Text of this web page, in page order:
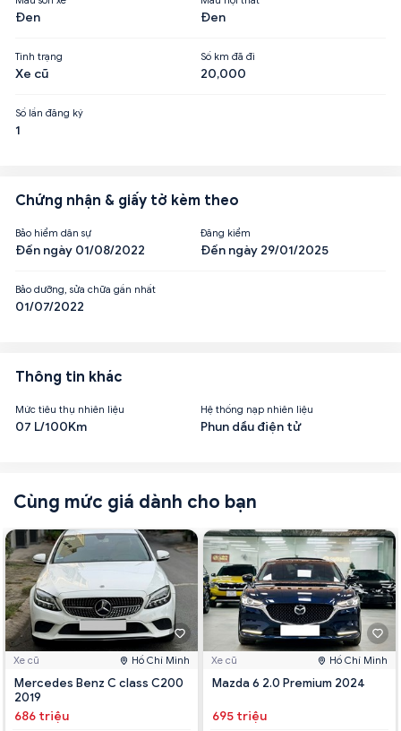
Đen Đen
Tình trạng
Xe cũ
Số km đã đi
20,000
Số lần đăng ký
1
Chứng nhận & giấy tờ kèm theo
Bảo hiểm dân sự
Đến ngày 01/08/2022
Đăng kiểm
Đến ngày 29/01/2025
Bảo dưỡng, sửa chữa gần nhất
01/07/2022
Thông tin khác
Mức tiêu thụ nhiên liệu
07 L/100Km
Hệ thống nạp nhiên liệu
Phun dầu điện tử
Cùng mức giá dành cho bạn
Xe cũ Hồ Chí Minh
Mercedes Benz C class C200
2019
686 triệu
Xe cũ Hồ Chí Minh
Mazda 6 2.0 Premium 2024
695 triệu